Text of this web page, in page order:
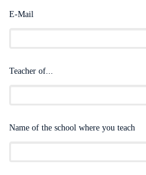
E-Mail
Teacher of...
Name of the school where you teach